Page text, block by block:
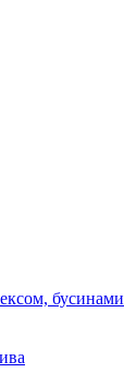
бусинами